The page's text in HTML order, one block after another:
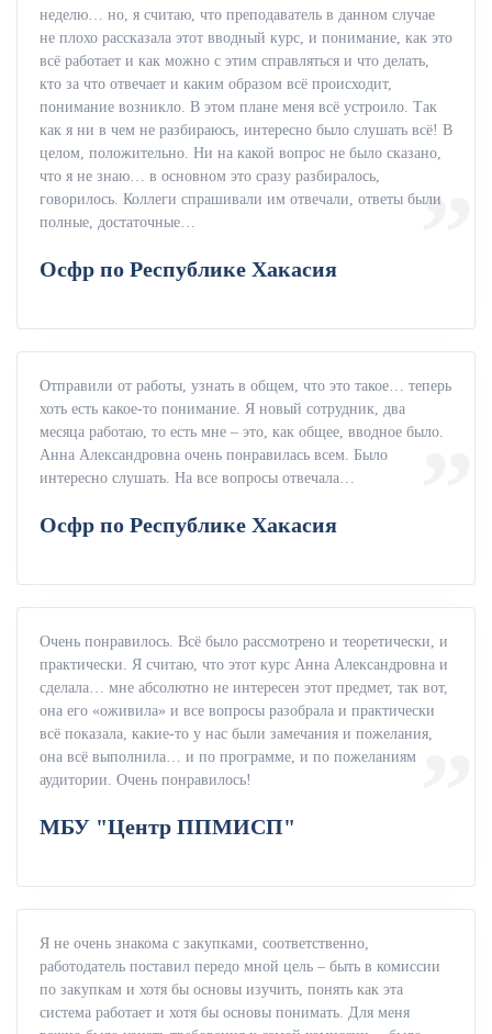
неделю… но, я считаю, что преподаватель в данном случае
не плохо рассказала этот вводный курс, и понимание, как это
всё работает и как можно с этим справляться и что делать,
кто за что отвечает и каким образом всё происходит,
понимание возникло. В этом плане меня всё устроило. Так
как я ни в чем не разбираюсь, интересно было слушать всё! В
целом, положительно. Ни на какой вопрос не было сказано,
что я не знаю… в основном это сразу разбиралось,
говорилось. Коллеги спрашивали им отвечали, ответы были
полные, достаточные…
Осфр по Республике Хакасия
Отправили от работы, узнать в общем, что это такое… теперь
хоть есть какое-то понимание. Я новый сотрудник, два
месяца работаю, то есть мне – это, как общее, вводное было.
Анна Александровна очень понравилась всем. Было
интересно слушать. На все вопросы отвечала…
Осфр по Республике Хакасия
Очень понравилось. Всё было рассмотрено и теоретически, и
практически. Я считаю, что этот курс Анна Александровна и
сделала… мне абсолютно не интересен этот предмет, так вот,
она его «оживила» и все вопросы разобрала и практически
всё показала, какие-то у нас были замечания и пожелания,
она всё выполнила… и по программе, и по пожеланиям
аудитории. Очень понравилось!
МБУ "Центр ППМИСП"
Я не очень знакома с закупками, соответственно,
работодатель поставил передо мной цель – быть в комиссии
по закупкам и хотя бы основы изучить, понять как эта
система работает и хотя бы основы понимать. Для меня